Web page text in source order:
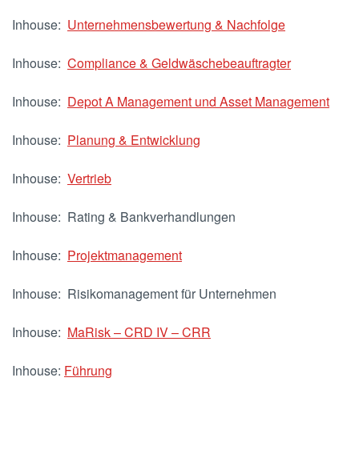
Inhouse: Unternehmensbewertung & Nachfolge
Inhouse: Compliance & Geldwäschebeauftragter
Inhouse: Depot A Management und Asset Management
Inhouse: Planung & Entwicklung
Inhouse: Vertrieb
Inhouse: Rating & Bankverhandlungen
Inhouse: Projektmanagement
Inhouse: Risikomanagement für Unternehmen
Inhouse: MaRisk – CRD IV – CRR
Inhouse: Führung